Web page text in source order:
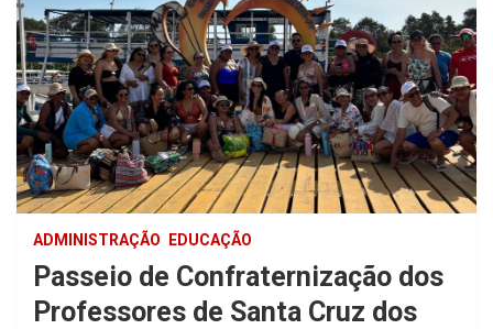
ADMINISTRAÇÃO EDUCAÇÃO
Passeio de Confraternização dos
Professores de Santa Cruz dos